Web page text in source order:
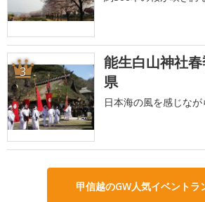
3
能生白山神社
県
日本海の風を感じな
甲信越のGW人気イベントラ